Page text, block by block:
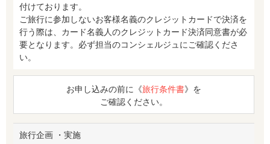
付けております。
ご旅行に参加しないお客様名義のクレジットカードで決済を
行う際は、カード名義人のクレジットカード決済同意書が必
要となります。必ず担当のコンシェルジュにご確認くださ
い。
お申し込みの前に《旅行条件書》を
ご確認ください。
旅行企画 ・実施